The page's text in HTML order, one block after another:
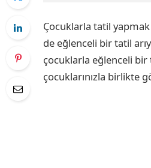
Çocuklarla tatil
de eğlenceli bir tatil
çocuklarla eğlenceli bir
çocuklarınızla birlikte